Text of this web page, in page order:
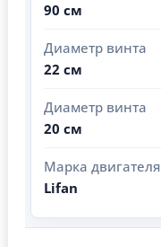
90 см
Диаметр винта
22 см
Диаметр винта
20 см
Марка двигателя
Lifan